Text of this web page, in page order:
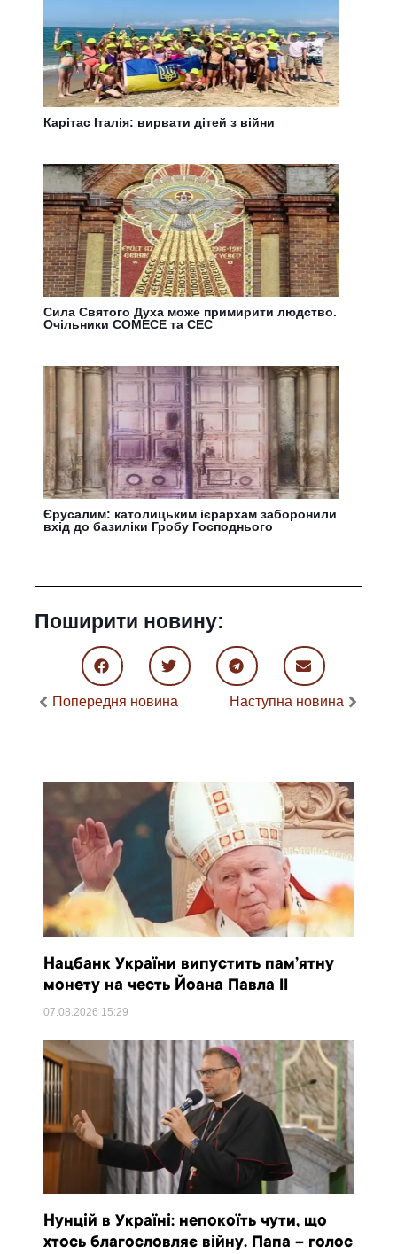
Карітас Італія: вирвати дітей з війни
Сила Святого Духа може примирити людство.
Очільники COMECE та CEC
Єрусалим: католицьким ієрархам заборонили
вхід до базиліки Гробу Господнього
Поширити новину:
Попередня новина Наступна новина
Нацбанк України випустить пам’ятну
монету на честь Йоана Павла II
07.08.2026 15:29
Нунцій в Україні: непокоїть чути, що
хтось благословляє війну. Папа – голос